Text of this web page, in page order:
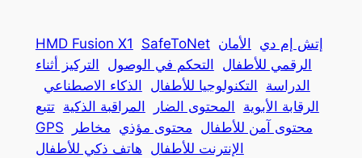
HMD Fusion X1 SafeToNet إتش إم دي
الأمان
الرقمي للأطفال
التحكم في الوصول
التركيز أثناء
الدراسة
التكنولوجيا للأطفال
الذكاء الاصطناعي
الرقابة الأبوية
المحتوى الضار المراقبة الذكية تتبع
GPS
محتوى آمن للأطفال محتوى مؤذي مخاطر
الإنترنت للأطفال هاتف ذكي للأطفال